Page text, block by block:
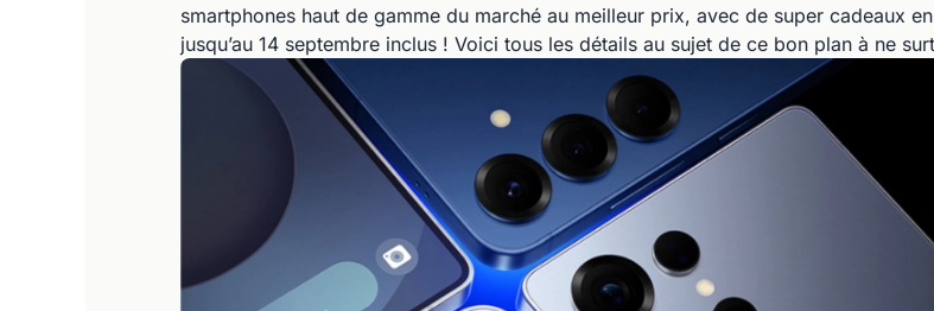
smartphones haut de gamme du marché au meilleur prix, avec de super cadeaux
jusqu’au 14 septembre inclus ! Voici tous les détails au sujet de ce bon plan à ne